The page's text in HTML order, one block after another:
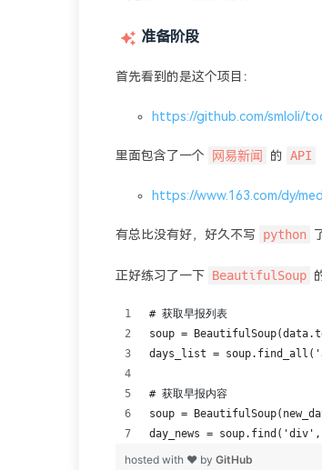
准备阶段
首先看到的是这个项目：
https://github.com/smloli/
里面包含了一个 网易新闻 的 API
https://www.163.com/dy/
有总比没有好，好久不写 python
正好练习了一下 BeautifulSoup